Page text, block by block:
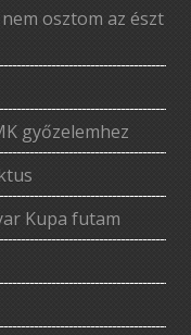
osztom az észt
győzelemhez
Kupa futam